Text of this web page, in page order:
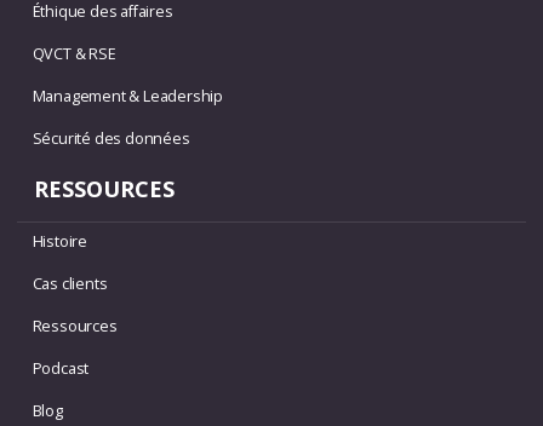
Éthique des affaires
QVCT & RSE
Management & Leadership
Sécurité des données
RESSOURCES
Histoire
Cas clients
Ressources
Podcast
Blog